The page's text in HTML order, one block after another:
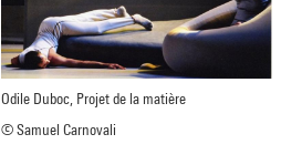
Odile Duboc, Projet de la matière
© Samuel Carnovali